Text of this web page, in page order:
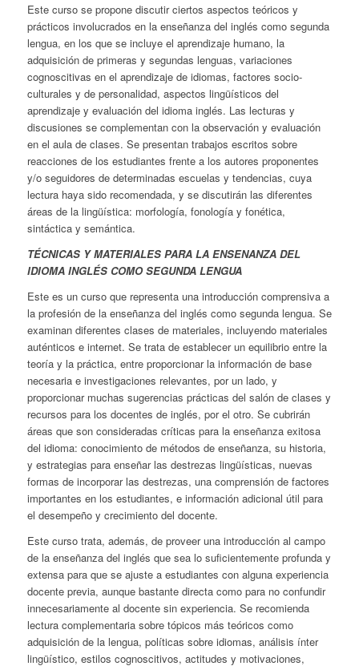
Este curso se propone discutir ciertos aspectos teóricos y
prácticos involucrados en la enseñanza del inglés como segunda
lengua, en los que se incluye el aprendizaje humano, la
adquisición de primeras y segundas lenguas, variaciones
cognoscitivas en el aprendizaje de idiomas, factores socio-
culturales y de personalidad, aspectos lingüísticos del
aprendizaje y evaluación del idioma inglés. Las lecturas y
discusiones se complementan con la observación y evaluación
en el aula de clases. Se presentan trabajos escritos sobre
reacciones de los estudiantes frente a los autores proponentes
y/o seguidores de determinadas escuelas y tendencias, cuya
lectura haya sido recomendada, y se discutirán las diferentes
áreas de la lingüística: morfología, fonología y fonética,
sintáctica y semántica.
TÉCNICAS Y MATERIALES PARA LA ENSENANZA DEL
IDIOMA INGLÉS COMO SEGUNDA LENGUA
Este es un curso que representa una introducción comprensiva a
la profesión de la enseñanza del inglés como segunda lengua. Se
examinan diferentes clases de materiales, incluyendo materiales
auténticos e internet. Se trata de establecer un equilibrio entre la
teoría y la práctica, entre proporcionar la información de base
necesaria e investigaciones relevantes, por un lado, y
proporcionar muchas sugerencias prácticas del salón de clases y
recursos para los docentes de inglés, por el otro. Se cubrirán
áreas que son consideradas críticas para la enseñanza exitosa
del idioma: conocimiento de métodos de enseñanza, su historia,
y estrategias para enseñar las destrezas lingüísticas, nuevas
formas de incorporar las destrezas, una comprensión de factores
importantes en los estudiantes, e información adicional útil para
el desempeño y crecimiento del docente.
Este curso trata, además, de proveer una introducción al campo
de la enseñanza del inglés que sea lo suficientemente profunda y
extensa para que se ajuste a estudiantes con alguna experiencia
docente previa, aunque bastante directa como para no confundir
innecesariamente al docente sin experiencia. Se recomienda
lectura complementaria sobre tópicos más teóricos como
adquisición de la lengua, políticas sobre idiomas, análisis ínter
lingüístico, estilos cognoscitivos, actitudes y motivaciones,